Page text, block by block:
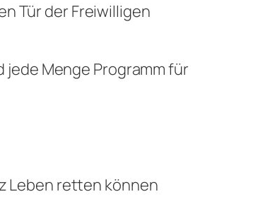
Tür der Freiwilligen
Menge Programm für
Leben retten können